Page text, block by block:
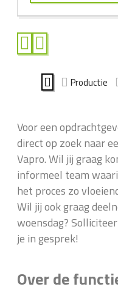
Productie
Voor een
direct op zoek naar
Vapro. Wil jij graag
informeel team
het proces zo
Wil jij ook graag
woensdag?
je in gesprek!
Over de